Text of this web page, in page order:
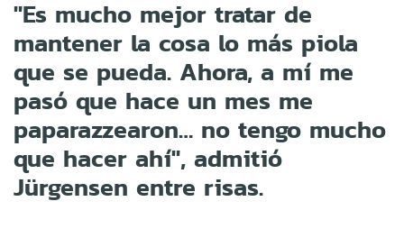
"Es mucho mejor tratar de
mantener la cosa lo más piola
que se pueda. Ahora, a mí me
pasó que hace un mes me
paparazzearon… no tengo mucho
que hacer ahí", admitió
Jürgensen entre risas.